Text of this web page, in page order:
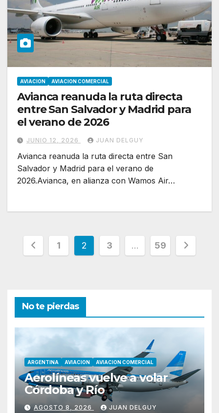
AVIACION AVIACION COMERCIAL
Avianca reanuda la ruta directa
entre San Salvador y Madrid para
el verano de 2026
JUNIO 12, 2026 JUAN DELGUY
Avianca reanuda la ruta directa entre San
Salvador y Madrid para el verano de
2026.Avianca, en alianza con Wamos Air…
Paginación
1 2 3 … 59
No te pierdas
ARGENTINA AVIACION AVIACION COMERCIAL
Aerolíneas vuelve a volar
Córdoba y Río
AGOSTO 8, 2026 JUAN DELGUY